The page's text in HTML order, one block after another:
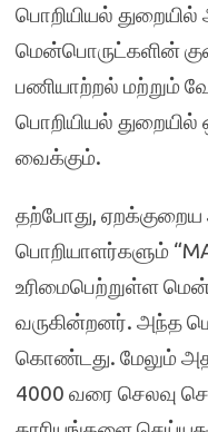
பொறியியல்
மென்பொருட்களின்
பணியாற்றல் மற்றும்
பொறியியல் துறையில்
வைக்கும்.
தற்போது,
பொறியாளர்களும் “
உரிமைபெற்றுள்ள
வருகின்றனர். அந்த
கொண்டது. மேலும்
4000 வரை செலவு